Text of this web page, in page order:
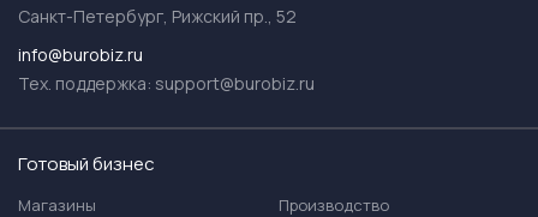
Санкт-Петербург, Рижский пр., 52
info@burobiz.ru
Тех. поддержка: support@burobiz.ru
Готовый бизнес
Магазины
Производство